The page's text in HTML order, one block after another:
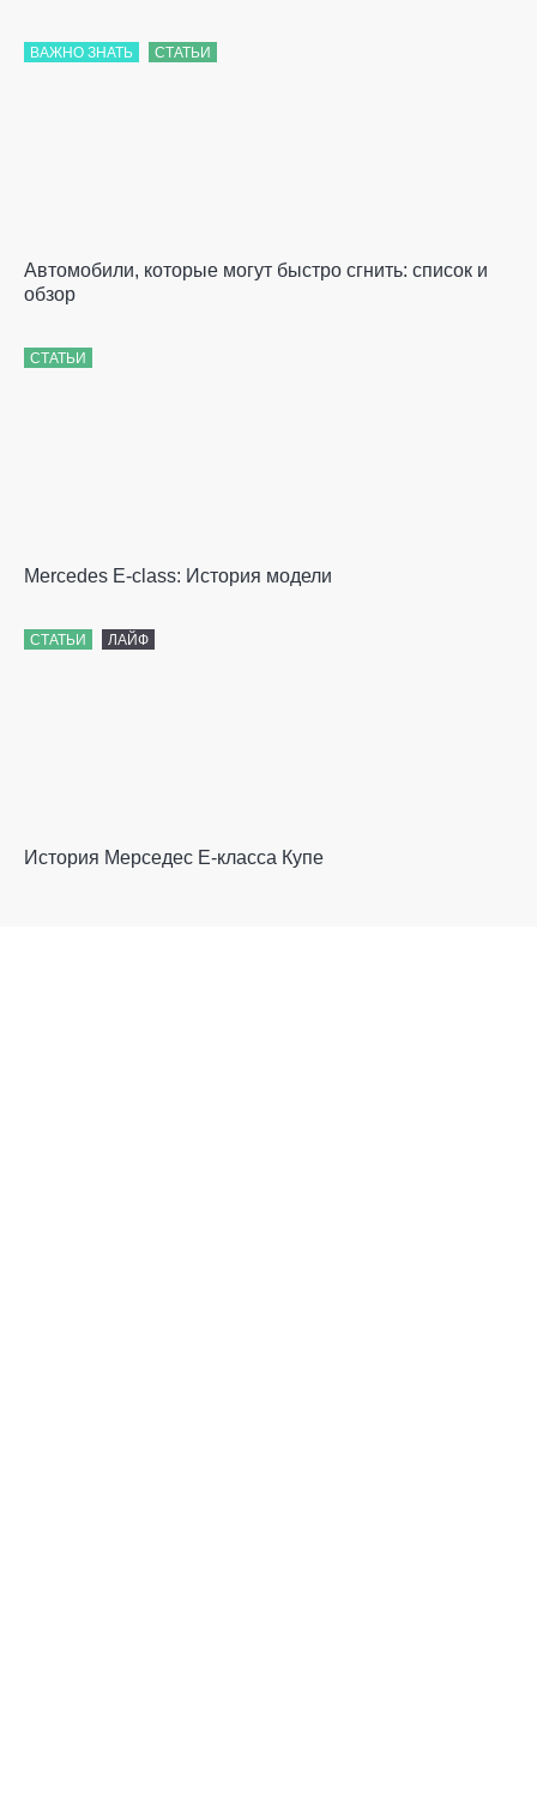
ВАЖНО ЗНАТЬ СТАТЬИ
Автомобили, которые могут быстро сгнить: список и
обзор
СТАТЬИ
Mercedes E-class: История модели
СТАТЬИ ЛАЙФ
История Мерседес Е-класса Купе